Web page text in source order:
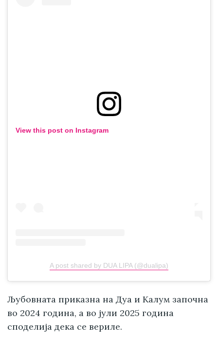
View this post on Instagram
A post shared by DUA LIPA (@dualipa)
Љубовната приказна на Дуа и Калум започна
во 2024 година, а во јули 2025 година
споделија дека се вериле.